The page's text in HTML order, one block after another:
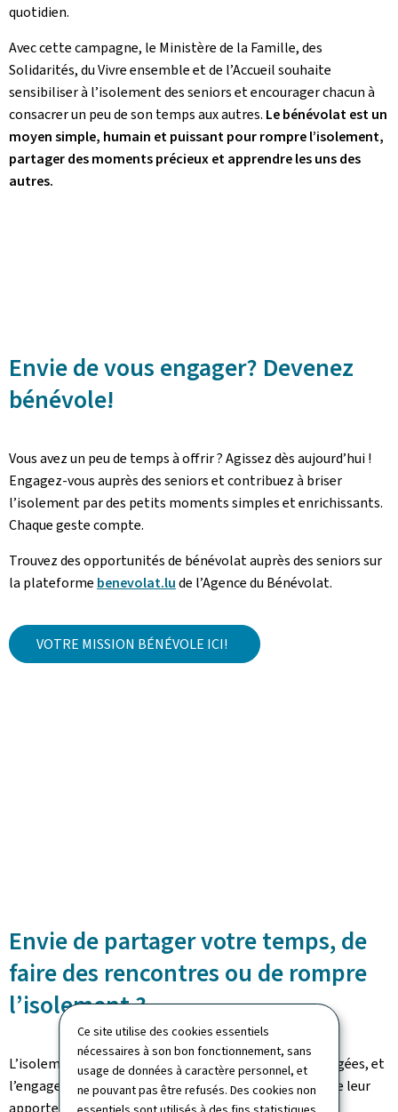
Ce site utilise des cookies essentiels
nécessaires à son bon fonctionnement, sans
usage de données à caractère personnel, et
ne pouvant pas être refusés. Des cookies non
quotidien.
Avec cette campagne, le Ministère de la Famille, des
Solidarités, du Vivre ensemble et de l’Accueil souhaite
sensibiliser à l’isolement des seniors et encourager chacun à
consacrer un peu de son temps aux autres. Le bénévolat est un
moyen simple, humain et puissant pour rompre l’isolement,
partager des moments précieux et apprendre les uns des
autres.
Envie de vous engager? Devenez
bénévole!
Vous avez un peu de temps à offrir ? Agissez dès aujourd’hui !
Engagez-vous auprès des seniors et contribuez à briser
l’isolement par des petits moments simples et enrichissants.
Chaque geste compte.
Trouvez des opportunités de bénévolat auprès des seniors sur
la plateforme benevolat.lude l’Agence du Bénévolat.
VOTRE MISSION BÉNÉVOLE ICI!
Envie de partager votre temps, de
faire des rencontres ou de rompre
l’isolement ?
L’isolement social touche de nombreuses personnes âgées, et
l’engagement bénévole constitue un moyen concret de leur
apporter soutien et présence.